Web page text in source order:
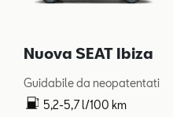
Nuova SEAT Ibiza
Guidabile da neopatentati
5,2-5,7 l/100 km